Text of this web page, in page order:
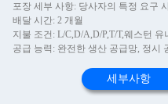
포장 세부 사항: 당사자의 특정 요구
배달 시간: 2 개월
지불 조건: L/C,D/A,D/P,T/T,웨스턴 유
공급 능력: 완전한 생산 공급망, 정시
세부사항